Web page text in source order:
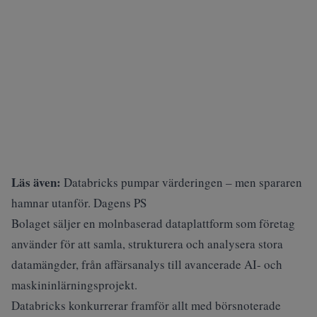
Läs även: Databricks pumpar värderingen – men spararen
hamnar utanför. Dagens PS
Bolaget säljer en molnbaserad dataplattform som företag
använder för att samla, strukturera och analysera stora
datamängder, från affärsanalys till avancerade AI- och
maskininlärningsprojekt.
Databricks konkurrerar framför allt med börsnoterade